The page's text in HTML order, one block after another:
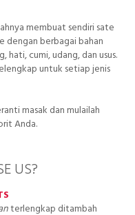
membuat sendiri sate
dengan berbagai bahan
hati, cumi, udang, dan usus.
untuk setiap jenis
masak dan mulailah
Anda.
US?
terlengkap ditambah